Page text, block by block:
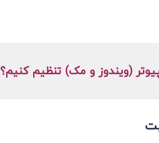
(ویندوز و مک) تنظیم کنیم؟